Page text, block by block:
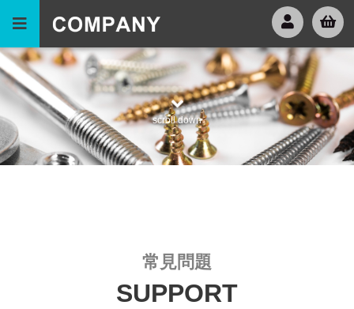
scroll down
常見問題
SUPPORT